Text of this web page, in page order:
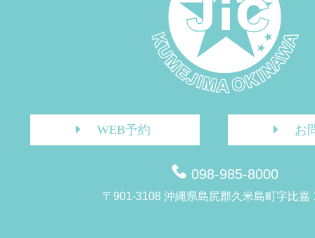
WEB予約 お
098-985-8000
〒901-3108 沖縄県島尻郡久米島町字比嘉